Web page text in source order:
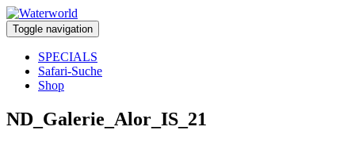
Toggle navigation
SPECIALS
Safari-Suche
Shop
ND_Galerie_Alor_IS_21